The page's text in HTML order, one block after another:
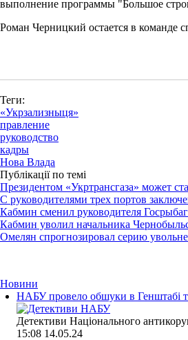
выполнение программы "Большое
Роман Черницкий остается в команде
Теги:
«Укрзализныця»
правление
руководство
кадры
Нова Влада
Публікації по темі
Президентом «Укртрансгаза» может
С руководителями трех портов
Кабмин сменил руководителя
Кабмин уволил начальника
Омелян спрогнозировал серию
Новини
НАБУ провело обшуки в Генштабі
Детективи Національного
15:08 14.05.24